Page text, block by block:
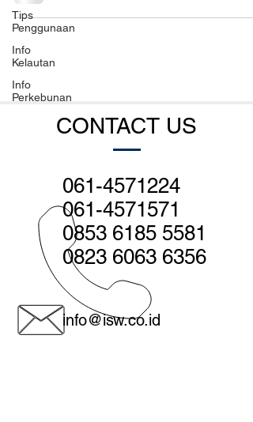
Tips
Penggunaan
Info
Kelautan
Info
Perkebunan
CONTACT US
061-4571224
061-4571571
0853 6185 5581
0823 6063 6356
info@isw.co.id